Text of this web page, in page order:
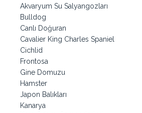
Akvaryum Su Salyangozları
Bulldog
Canlı Doğuran
Cavalier King Charles Spaniel
Cichlid
Frontosa
Gine Domuzu
Hamster
Japon Balıkları
Kanarya